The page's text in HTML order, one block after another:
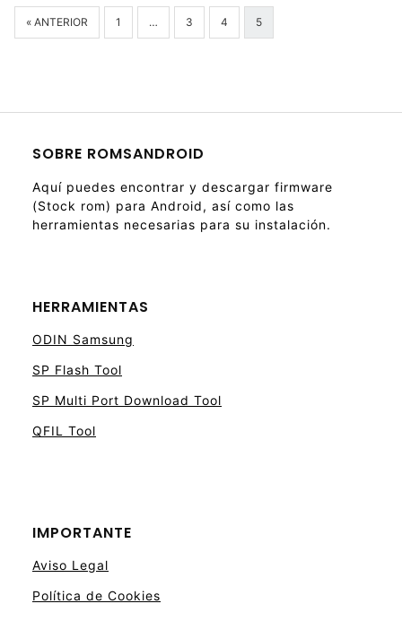
« ANTERIOR 1 … 3 4 5
SOBRE ROMSANDROID
Aquí puedes encontrar y descargar firmware
(Stock rom) para Android, así como las
herramientas necesarias para su instalación.
HERRAMIENTAS
ODIN Samsung
SP Flash Tool
SP Multi Port Download Tool
QFIL Tool
IMPORTANTE
Aviso Legal
Política de Cookies